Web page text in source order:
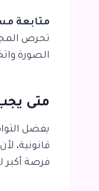
متابعة
تحرص
الصورة
متى
يفضل
قانونية،
فرصة أكبر